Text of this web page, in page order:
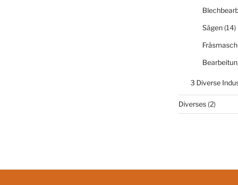
Sägen(14)
3 Diverse
Diverses(2)